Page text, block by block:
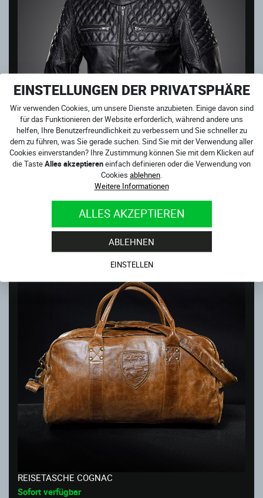
EINSTELLUNGEN DER PRIVATSPHÄRE
Wir verwenden Cookies, um unsere Dienste anzubieten. Einige davon sind
für das Funktionieren der Website erforderlich, während andere uns
helfen, Ihre Benutzerfreundlichkeit zu verbessern und Sie schneller zu
dem zu führen, was Sie gerade suchen. Sind Sie mit der Verwendung aller
Cookies einverstanden? Ihre Zustimmung können Sie mit dem Klicken auf
die TasteAlles akzeptiereneinfach definieren oder die Verwendung von
Cookies ablehnen.
Weitere Informationen
ALLES AKZEPTIEREN
ABLEHNEN
EINSTELLEN
-24%
SCRAMBLER PETROLEUM
REISETASCHE COGNAC
Sofort verfügbar